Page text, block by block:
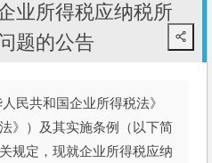
业所得税应纳税所
题的公告
共和国企业所得税法》
》）及其实施条例（以下简
规定，现就企业所得税应纳